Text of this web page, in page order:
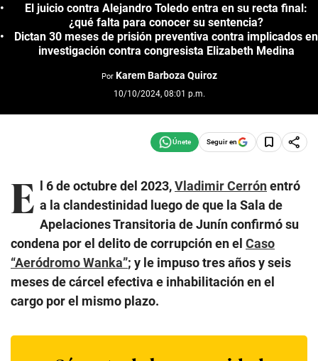
El juicio contra Alejandro Toledo entra en su recta final:
¿qué falta para conocer su sentencia?
Dictan 30 meses de prisión preventiva contra implicados en
investigación contra congresista Elizabeth Medina
Por Karem Barboza Quiroz
10/10/2024, 08:01 p.m.
Seguir en
E l 6 de octubre del 2023,Vladimir Cerrónentró
a la clandestinidad luego de que la Sala de
Apelaciones Transitoria de Junín confirmó su
condena por el delito de corrupción en el Caso
“Aeródromo Wanka”; y le impuso tres años y seis
meses de cárcel efectiva e inhabilitación en el
cargo por el mismo plazo.